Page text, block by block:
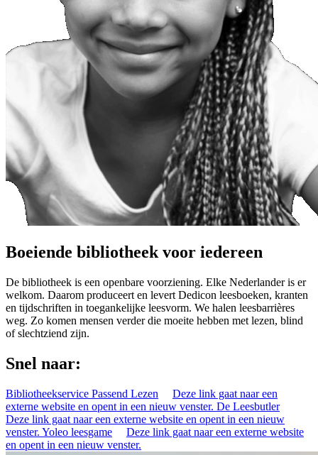
Boeiende bibliotheek voor iedereen
De bibliotheek is een openbare voorziening. Elke Nederlander is er
welkom. Daarom produceert en levert Dedicon leesboeken, kranten
en tijdschriften in toegankelijke leesvorm. We halen leesbarrières
weg. Zo komen mensen verder die moeite hebben met lezen, blind
of slechtziend zijn.
Snel naar:
Bibliotheekservice Passend Lezen
Deze link gaat naar een
externe website en opent in een nieuw venster. De Leesbutler
Deze link gaat naar een externe website en opent in een nieuw
venster. Yoleo leesgame
Deze link gaat naar een externe website
en opent in een nieuw venster.